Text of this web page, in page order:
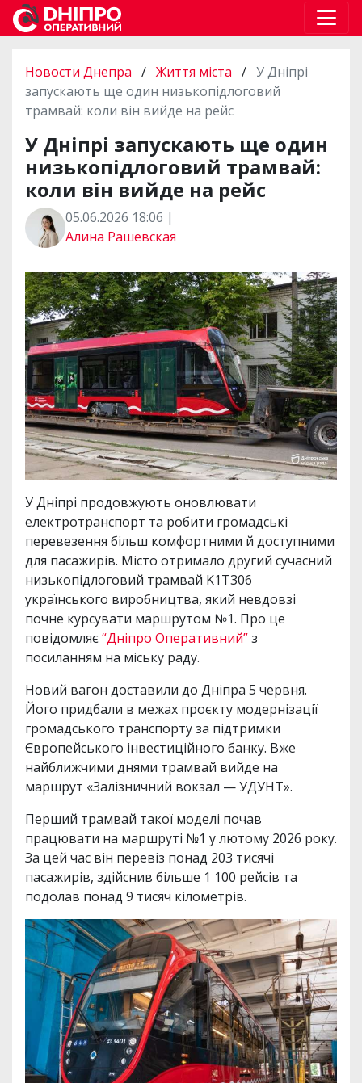
Новости Днепра / Життя міста / У Дніпрі
запускають ще один низькопідлоговий
трамвай: коли він вийде на рейс
У Дніпрі запускають ще один
низькопідлоговий трамвай:
коли він вийде на рейс
05.06.2026 18:06 |
Алина Рашевская
У Дніпрі продовжують оновлювати
електротранспорт та робити громадські
перевезення більш комфортними й доступними
для пасажирів. Місто отримало другий сучасний
низькопідлоговий трамвай K1T306
українського виробництва, який невдовзі
почне курсувати маршрутом №1. Про це
повідомляє“Дніпро Оперативний”з
посиланням на міську раду.
Новий вагон доставили до Дніпра 5 червня.
Його придбали в межах проєкту модернізації
громадського транспорту за підтримки
Європейського інвестиційного банку. Вже
найближчими днями трамвай вийде на
маршрут «Залізничний вокзал — УДУНТ».
Перший трамвай такої моделі почав
працювати на маршруті №1 у лютому 2026 року.
За цей час він перевіз понад 203 тисячі
пасажирів, здійснив більше 1 100 рейсів та
подолав понад 9 тисяч кілометрів.